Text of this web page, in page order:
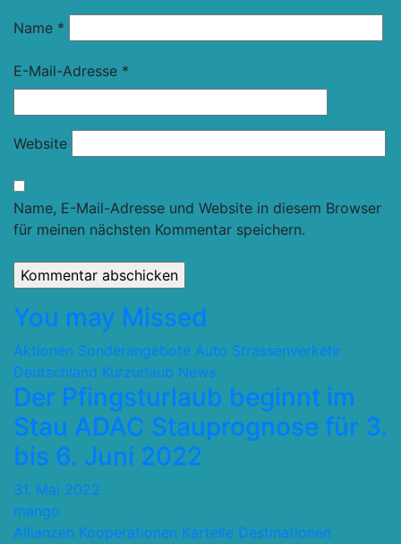
Name *
E-Mail-Adresse *
Website
Name, E-Mail-Adresse und Website in diesem Browser
für meinen nächsten Kommentar speichern.
You may Missed
Aktionen Sonderangebote Auto Strassenverkehr
Deutschland Kurzurlaub News
Der Pfingsturlaub beginnt im
Stau ADAC Stauprognose für 3.
bis 6. Juni 2022
31. Mai 2022
mango
Allianzen Kooperationen Kartelle Destinationen